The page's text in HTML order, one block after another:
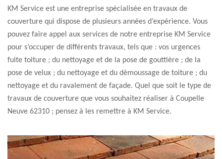
KM Service est une entreprise spécialisée en travaux de
couverture qui dispose de plusieurs années d’expérience. Vous
pouvez faire appel aux services de notre entreprise KM Service
pour s’occuper de différents travaux, tels que : vos urgences
fuite toiture ; du nettoyage et de la pose de gouttière ; de la
pose de velux ; du nettoyage et du démoussage de toiture ; du
nettoyage et du ravalement de façade. Quel que soit le type de
travaux de couverture que vous souhaitez réaliser à Coupelle
Neuve 62310 ; pensez à les remettre à KM Service.